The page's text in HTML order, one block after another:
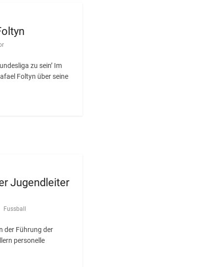
zu sein’ Im
Foltyn über seine
Jugendleiter
Fussball
der Führung der
personelle